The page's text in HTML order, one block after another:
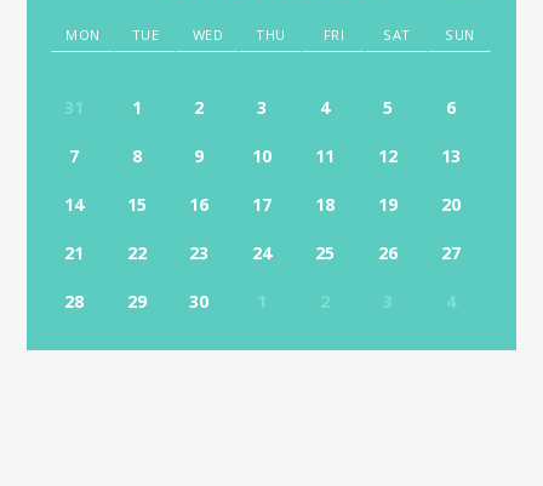
MON TUE WED THU FRI SAT SUN
31 1 2 3 4 5 6
7 8 9 10 11 12 13
14 15 16 17 18 19 20
21 22 23 24 25 26 27
28 29 30 1 2 3 4